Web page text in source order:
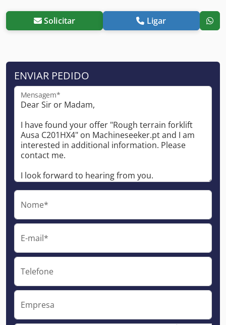
Solicitar Ligar
ENVIAR PEDIDO
Mensagem*
Nome*
E-mail*
Telefone
Empresa